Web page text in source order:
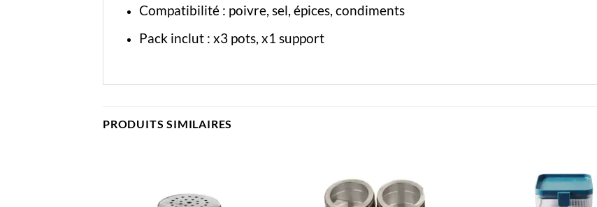
Compatibilité : poivre, sel, épices, condiments
Pack inclut : x3 pots, x1 support
PRODUITS SIMILAIRES